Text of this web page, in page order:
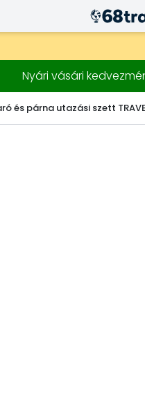
Nyári vásári
és párna utazási szett